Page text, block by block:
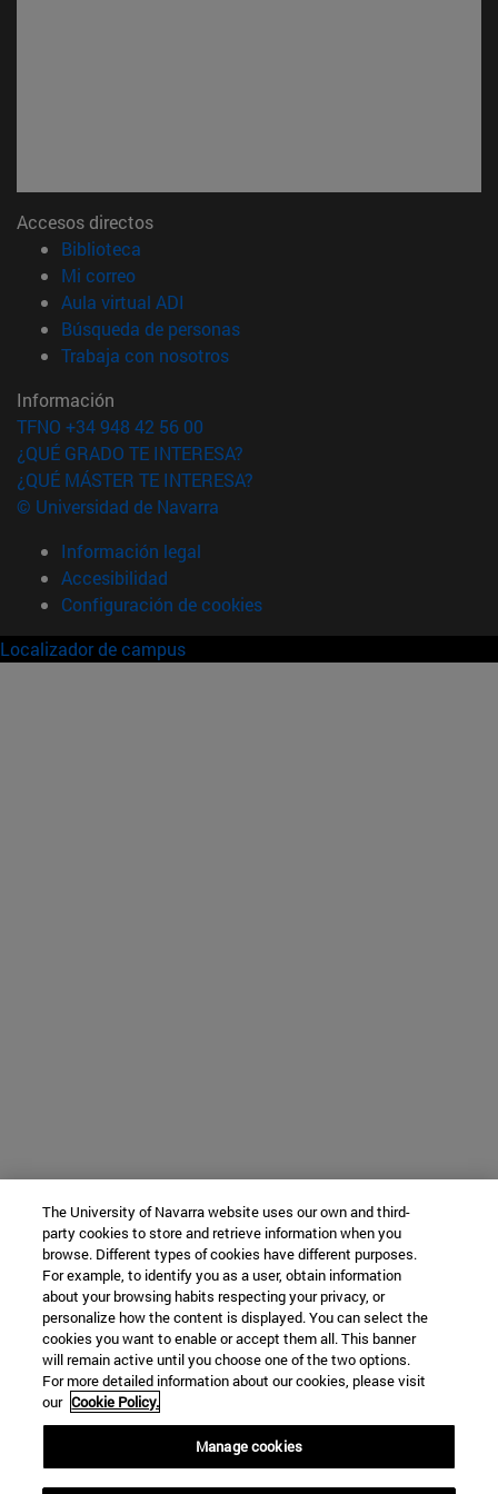
Accesos directos
Biblioteca
Mi correo(abre en nueva ventana)
Aula virtual ADI
Búsqueda de personas(abre en nueva ventana)
Trabaja con nosotros(abre en nueva ventana)
Información
TFNO +34 948 42 56 00
¿QUÉ GRADO TE INTERESA?
¿QUÉ MÁSTER TE INTERESA?
© Universidad de Navarra
Información legal
Accesibilidad
Configuración de cookies
Localizador de campus
The University of Navarra website uses our own and third-
party cookies to store and retrieve information when you
browse. Different types of cookies have different purposes.
For example, to identify you as a user, obtain information
about your browsing habits respecting your privacy, or
personalize how the content is displayed. You can select the
cookies you want to enable or accept them all. This banner
will remain active until you choose one of the two options.
For more detailed information about our cookies, please visit
our Cookie Policy.
Manage cookies